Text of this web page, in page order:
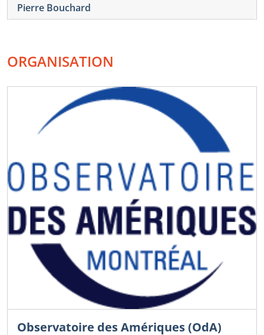
Pierre Bouchard
ORGANISATION
Observatoire des Amériques (OdA)